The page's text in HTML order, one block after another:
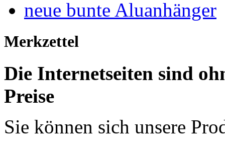
neue bunte Aluanhänger
Merkzettel
Die Internetseiten sind
Preise
Sie können sich unsere